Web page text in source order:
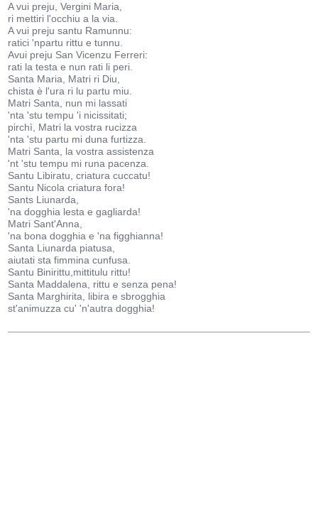
A vui preju, Vergini Maria,
ri mettiri l'occhiu a la via.
A vui preju santu Ramunnu:
ratici 'npartu rittu e tunnu.
Avui preju San Vicenzu Ferreri:
rati la testa e nun rati li peri.
Santa Maria, Matri ri Diu,
chista è l'ura ri lu partu miu.
Matri Santa, nun mi lassati
'nta 'stu tempu 'i nicissitati;
pirchì, Matri la vostra rucizza
'nta 'stu partu mi duna furtizza.
Matri Santa, la vostra assistenza
'nt 'stu tempu mi runa pacenza.
Santu Libiratu, criatura cuccatu!
Santu Nicola criatura fora!
Sants Liunarda,
'na dogghia lesta e gagliarda!
Matri Sant'Anna,
'na bona dogghia e 'na figghianna!
Santa Liunarda piatusa,
aiutati sta fimmina cunfusa.
Santu Binirittu,mittitulu rittu!
Santa Maddalena, rittu e senza pena!
Santa Marghirita, libira e sbrogghia
st'animuzza cu' 'n'autra dogghia!